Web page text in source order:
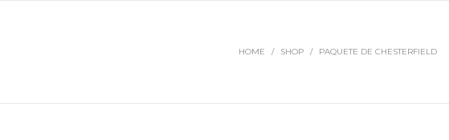
HOME / SHOP / PAQUETE DE CHESTERFIELD